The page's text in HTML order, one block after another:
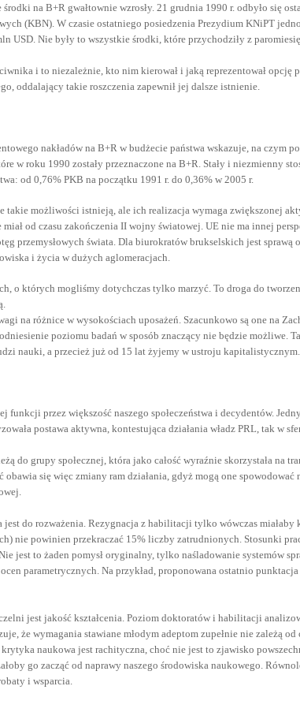
na B+R gwałtownie wzrosły. 21 grudnia 1990 r. odbyło się
(KBN). W czasie ostatniego posiedzenia Prezydium KNiPT
USD. Nie były to wszystkie środki, które przychodziły z
i to niezależnie, kto nim kierował i jaką reprezentował
oddalający takie roszczenia zapewnił jej dalsze istnienie.
nakładów na B+R w budżecie państwa wskazuje, na
w roku 1990 zostały przeznaczone na B+R. Stały i niezmienny
od 0,76% PKB na początku 1991 r. do 0,36% w 2005 r.
możliwości istnieją, ale ich realizacja wymaga zwiększonej
od czasu zakończenia II wojny światowej. UE nie ma innej
przemysłowych świata. Dla biurokratów brukselskich jest
i życia w dużych aglomeracjach.
o których mogliśmy dotychczas tylko marzyć. To droga do
na różnice w wysokościach uposażeń. Szacunkowo są one na
poziomu badań w sposób znaczący nie będzie możliwe.
nauki, a przecież już od 15 lat żyjemy w ustroju kapitalistycznym.
przez większość naszego społeczeństwa i decydentów.
postawa aktywna, kontestująca działania władz PRL, tak
do grupy społecznej, która jako całość wyraźnie skorzystała na
się więc zmiany ram działania, gdyż mogą one
do rozważenia. Rezygnacja z habilitacji tylko wówczas
nie powinien przekraczać 15% liczby zatrudnionych. Stosunki
jest to żaden pomysł oryginalny, tylko naśladowanie systemów
parametrycznych. Na przykład, proponowana ostatnio
jest jakość kształcenia. Poziom doktoratów i habilitacji
że wymagania stawiane młodym adeptom zupełnie nie
naukowa jest rachityczna, choć nie jest to zjawisko
go zacząć od naprawy naszego środowiska naukowego.
i wsparcia.